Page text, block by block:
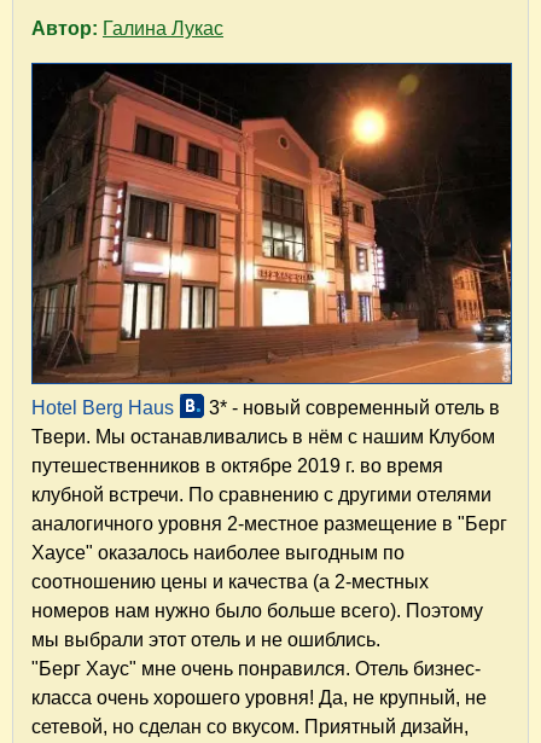
Автор: Галина Лукас
Hotel Berg Haus
3* - новый современный отель в
Твери. Мы останавливались в нём с нашим Клубом
путешественников в октябре 2019 г. во время
клубной встречи. По сравнению с другими отелями
аналогичного уровня 2-местное размещение в "Берг
Хаусе" оказалось наиболее выгодным по
соотношению цены и качества (а 2-местных
номеров нам нужно было больше всего). Поэтому
мы выбрали этот отель и не ошиблись.
"Берг Хаус" мне очень понравился. Отель бизнес-
класса очень хорошего уровня! Да, не крупный, не
сетевой, но сделан со вкусом. Приятный дизайн,